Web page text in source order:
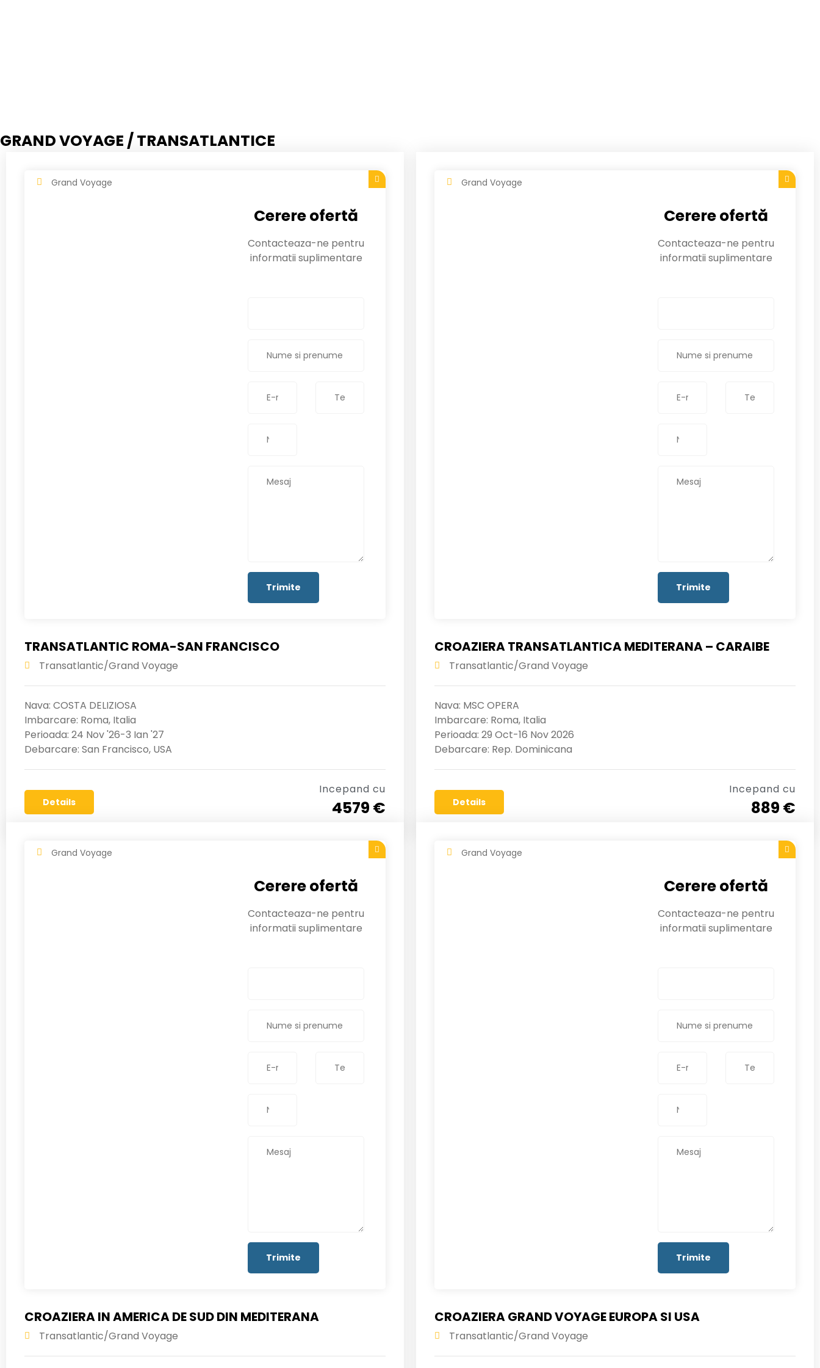
GRAND VOYAGE / TRANSATLANTICE
Grand Voyage
Cerere ofertă
Contacteaza-ne pentru
informatii suplimentare
TRANSATLANTIC ROMA-SAN FRANCISCO
Transatlantic/Grand Voyage
Nava: COSTA DELIZIOSA
Imbarcare: Roma, Italia
Perioada: 24 Nov '26-3 Ian '27
Debarcare: San Francisco, USA
Details
Incepand cu
4579 €
Grand Voyage
Cerere ofertă
Contacteaza-ne pentru
informatii suplimentare
CROAZIERA TRANSATLANTICA MEDITERANA – CARAIBE
Transatlantic/Grand Voyage
Nava: MSC OPERA
Imbarcare: Roma, Italia
Perioada: 29 Oct-16 Nov 2026
Debarcare: Rep. Dominicana
Details
Incepand cu
889 €
Grand Voyage
Cerere ofertă
Contacteaza-ne pentru
informatii suplimentare
CROAZIERA IN AMERICA DE SUD DIN MEDITERANA
Transatlantic/Grand Voyage
Grand Voyage
Cerere ofertă
Contacteaza-ne pentru
informatii suplimentare
CROAZIERA GRAND VOYAGE EUROPA SI USA
Transatlantic/Grand Voyage